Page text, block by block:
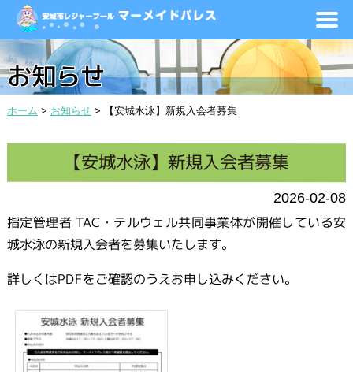
お知らせ
ホーム > お知らせ> 【安城水泳】新規入会者募集
【安城水泳】新規入会者募集
2026-02-08
指定管理者 TAC・テルウェル共同事業体が開催している安
城水泳の新規入会者を募集いたします。
詳しくはPDFをご確認のうえお申し込みください。